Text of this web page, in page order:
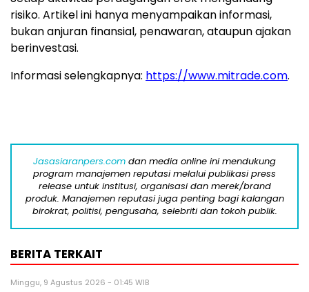
risiko. Artikel ini hanya menyampaikan informasi,
bukan anjuran finansial, penawaran, ataupun ajakan
berinvestasi.
Informasi selengkapnya: https://www.mitrade.com.
Jasasiaranpers.com dan media online ini mendukung
program manajemen reputasi melalui publikasi press
release untuk institusi, organisasi dan merek/brand
produk. Manajemen reputasi juga penting bagi kalangan
birokrat, politisi, pengusaha, selebriti dan tokoh publik.
BERITA TERKAIT
Minggu, 9 Agustus 2026 - 01:45 WIB